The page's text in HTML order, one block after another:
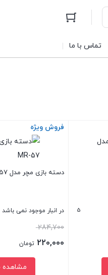
تماس با ما
5
فروش ویژه
دسته بازی مچر مدل MR-57
در انبار موجود نمی باشد
284,700قیمت
اصلی:
بود.
220,000 تومان